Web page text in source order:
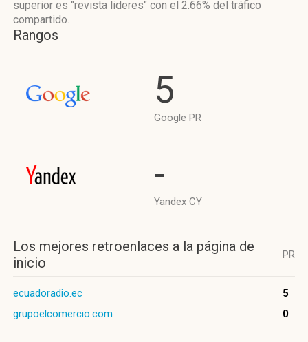
superior es "revista lideres" con el 2.66% del tráfico
compartido.
Rangos
5
Google PR
-
Yandex CY
Los mejores retroenlaces a la página de
inicio
PR
ecuadoradio.ec
5
grupoelcomercio.com
0